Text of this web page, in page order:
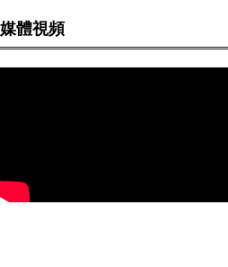
媒體視頻